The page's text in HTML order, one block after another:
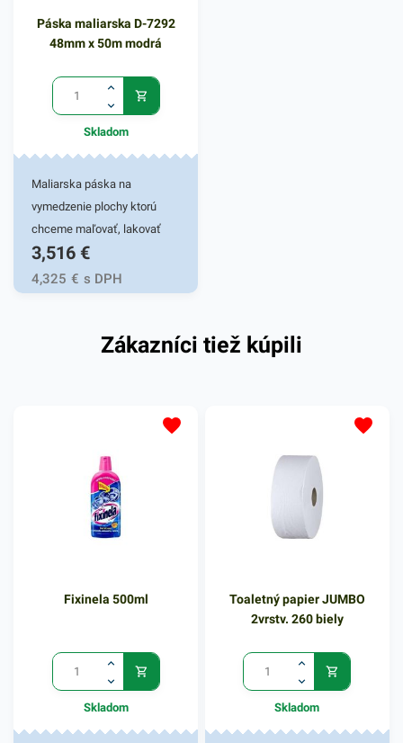
Páska maliarska D-7292
48mm x 50m modrá
Skladom
Maliarska páska na
vymedzenie plochy ktorú
chceme maľovať, lakovať
alebo natierať. Páska je
určená pre domácich kutilov,
aj pánov maliarov. Farba:
3,516 €
4,325 € s DPH
Zákazníci tiež kúpili
Fixinela 500ml
Skladom
Toaletný papier JUMBO
2vrstv. 260 biely
Skladom